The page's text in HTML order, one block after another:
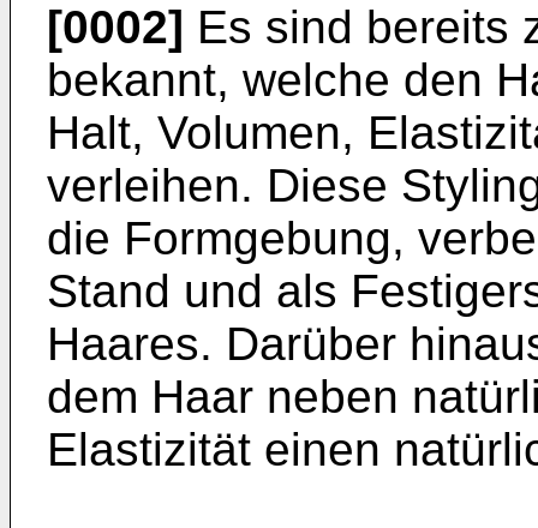
[0002] Es sind bereits
bekannt, welche den
Halt, Volumen,
verleihen. Diese
die Formgebung,
Stand und als
Haares. Darüber
dem Haar neben
Elastizität einen